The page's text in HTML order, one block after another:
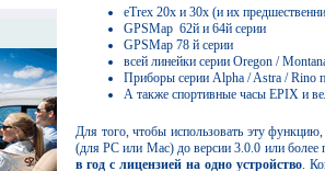
eTrex 20x и 30х (и их
GPSMap 62й и 64й серии
GPSMap 78 й серии
всей линейки серии Oregon /
Приборы серии Alpha / Astra / Rino
А также спортивные часы EPIX и
Для того, чтобы использовать эту
(для PC или Mac) до версии 3.0.0 или более
в год с лицензией на одно устройство.